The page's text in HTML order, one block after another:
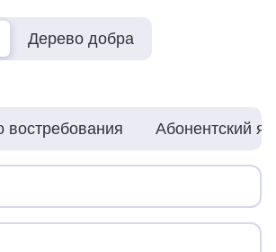
Дерево добра
востребования Абонентский